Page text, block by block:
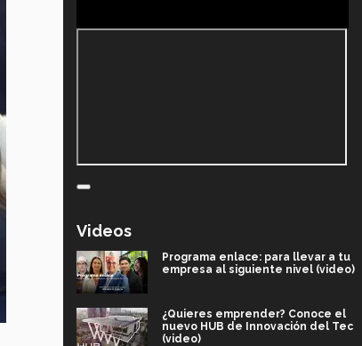
Videos
Programa enlace: para llevar a tu
empresa al siguiente nivel (video)
¿Quieres emprender? Conoce el
nuevo HUB de Innovación del Tec
(video)